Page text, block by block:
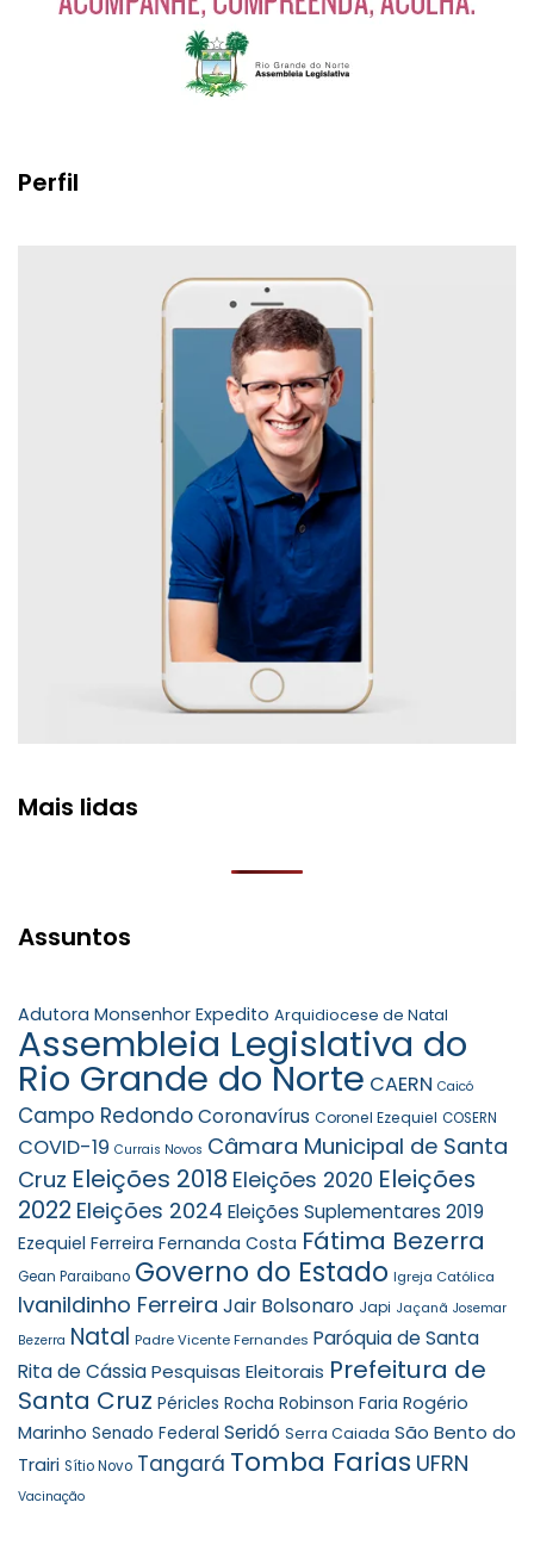
Perfil
Mais lidas
Assuntos
Adutora Monsenhor Expedito Arquidiocese de Natal
Assembleia Legislativa do
Rio Grande do Norte CAERN Caicó
Campo RedondoCoronavírus Coronel Ezequiel COSERN
COVID-19 Currais Novos Câmara Municipal de Santa
Cruz Eleições 2018 Eleições 2020 Eleições
2022 Eleições 2024 Eleições Suplementares 2019
Ezequiel Ferreira Fernanda Costa Fátima Bezerra
Gean Paraibano Governo do Estado Igreja Católica
Ivanildinho Ferreira Jair Bolsonaro Japi Jaçanã Josemar
Bezerra Natal Padre Vicente Fernandes Paróquia de Santa
Rita de CássiaPesquisas Eleitorais Prefeitura de
Santa Cruz Péricles Rocha Robinson Faria Rogério
Marinho Senado Federal Seridó Serra Caiada São Bento do
Trairi Sítio Novo Tangará Tomba Farias UFRN
Vacinação